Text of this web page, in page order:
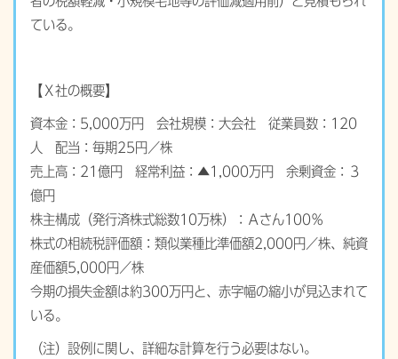
ている。
【Ｘ社の概要】
資本金：5,000万円 会社規模：大会社 従業員数：120
人 配当：毎期25円／株
売上高：21億円 経常利益：▲1,000万円 余剰資金：３
億円
株主構成（発行済株式総数10万株）：Ａさん100％
株式の相続税評価額：類似業種比準価額2,000円／株、純資
産価額5,000円／株
今期の損失金額は約300万円と、赤字幅の縮小が見込まれて
いる。
（注）設例に関し、詳細な計算を行う必要はない。